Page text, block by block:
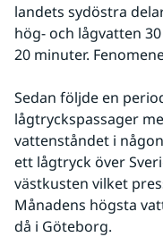
landets sydöstra
hög- och lågvatten
20 minuter.
Sedan följde en
lågtryckspassager
vattenståndet i
ett lågtryck över
västkusten vilket
Månadens högsta
då i Göteborg.